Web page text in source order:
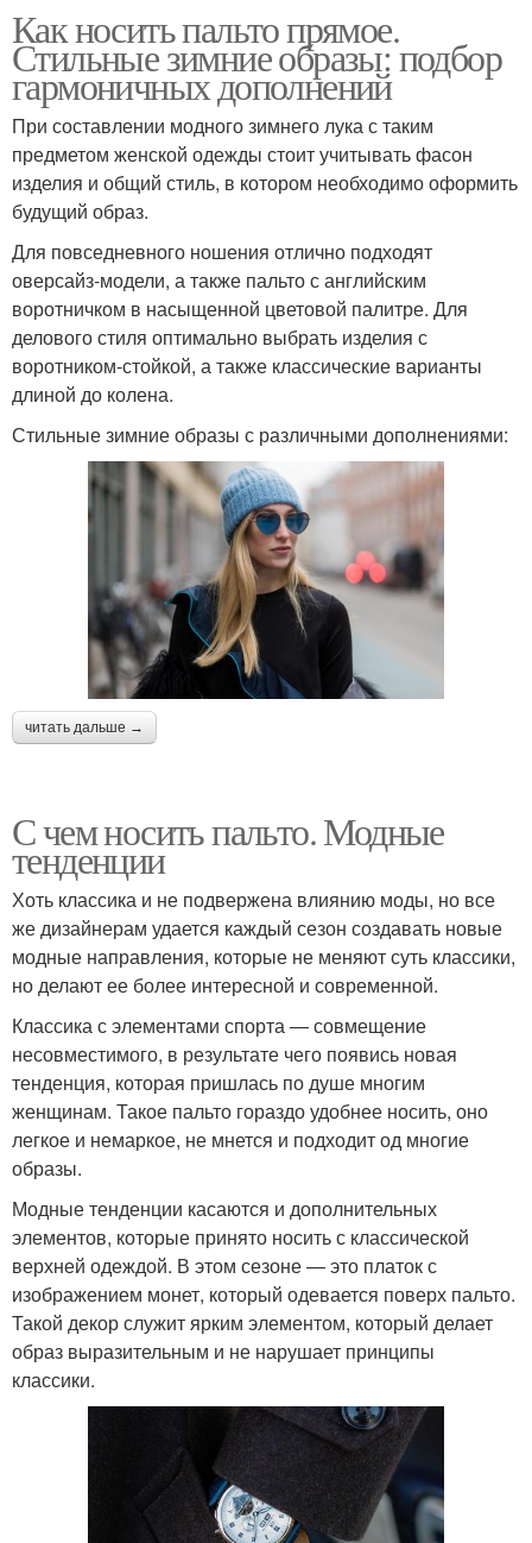
Как носить пальто прямое.
Стильные зимние образы: подбор
гармоничных дополнений
При составлении модного зимнего лука с таким
предметом женской одежды стоит учитывать фасон
изделия и общий стиль, в котором необходимо оформить
будущий образ.
Для повседневного ношения отлично подходят
оверсайз-модели, а также пальто с английским
воротничком в насыщенной цветовой палитре. Для
делового стиля оптимально выбрать изделия с
воротником-стойкой, а также классические варианты
длиной до колена.
Стильные зимние образы с различными дополнениями:
читать дальше →
С чем носить пальто. Модные
тенденции
Хоть классика и не подвержена влиянию моды, но все
же дизайнерам удается каждый сезон создавать новые
модные направления, которые не меняют суть классики,
но делают ее более интересной и современной.
Классика с элементами спорта — совмещение
несовместимого, в результате чего появись новая
тенденция, которая пришлась по душе многим
женщинам. Такое пальто гораздо удобнее носить, оно
легкое и немаркое, не мнется и подходит од многие
образы.
Модные тенденции касаются и дополнительных
элементов, которые принято носить с классической
верхней одеждой. В этом сезоне — это платок с
изображением монет, который одевается поверх пальто.
Такой декор служит ярким элементом, который делает
образ выразительным и не нарушает принципы
классики.